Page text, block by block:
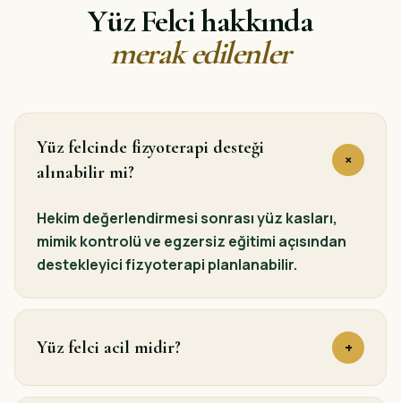
Yüz Felci hakkında
merak edilenler
Yüz felcinde fizyoterapi desteği
alınabilir mi?
+
Hekim değerlendirmesi sonrası yüz kasları,
mimik kontrolü ve egzersiz eğitimi açısından
destekleyici fizyoterapi planlanabilir.
Yüz felci acil midir? +